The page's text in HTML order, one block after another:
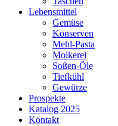
Lebensmittel
Gemüse
Konserven
Mehl-Pasta
Molkerei
Soßen-Öle
Tiefkühl
Gewürze
Prospekte
Katalog 2025
Kontakt